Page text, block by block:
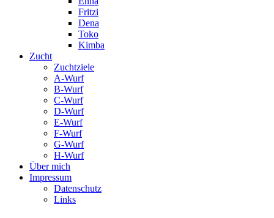
Fritzi
Dena
Toko
Kimba
Zucht
Zuchtziele
A-Wurf
B-Wurf
C-Wurf
D-Wurf
E-Wurf
F-Wurf
G-Wurf
H-Wurf
Über mich
Impressum
Datenschutz
Links